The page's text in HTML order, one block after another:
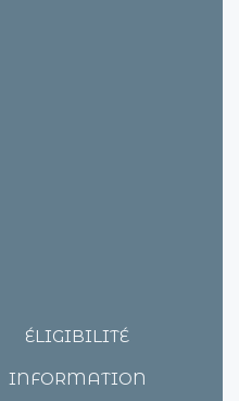
ÉLIGIBILITÉ
INFORMATION